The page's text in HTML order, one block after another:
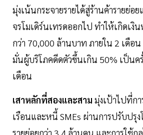
มุ่งเน้นกระจายรายได้สู่ร้านค้ารายย่อ
จรโมเดิร์นเทรดออกไป ทำให้เกิดเงิ
กว่า 70,000 ล้านบาท ภายใน 2 เดือ
มั่นผู้บริโภคดีดตัวขึ้นเกิน 50% เป็นค
เดือน
เสาหลักที่สองและสาม มุ่งเป้าไปที่ก
เรือนและหนี้ SMEs ผ่านการปรับปรุ